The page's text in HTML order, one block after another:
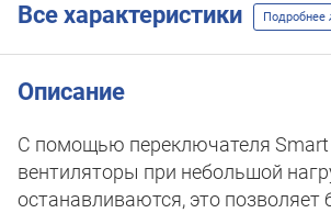
Все характеристики Подробнее
Описание
С помощью переключателя Smart
вентиляторы при небольшой
останавливаются, это позволяет